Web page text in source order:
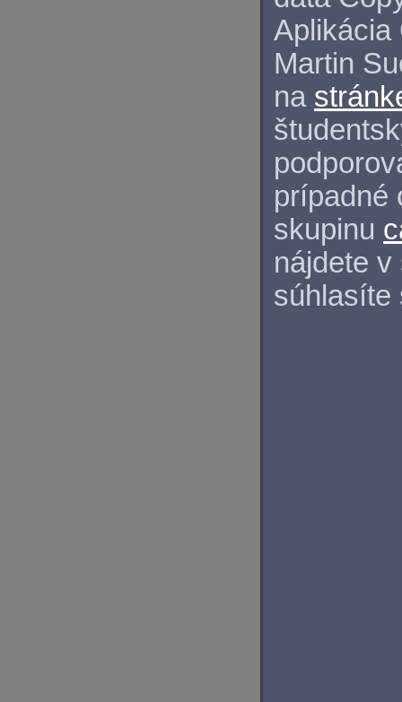
Aplikácia
Martin
na
prípadné
skupinu
nájdete